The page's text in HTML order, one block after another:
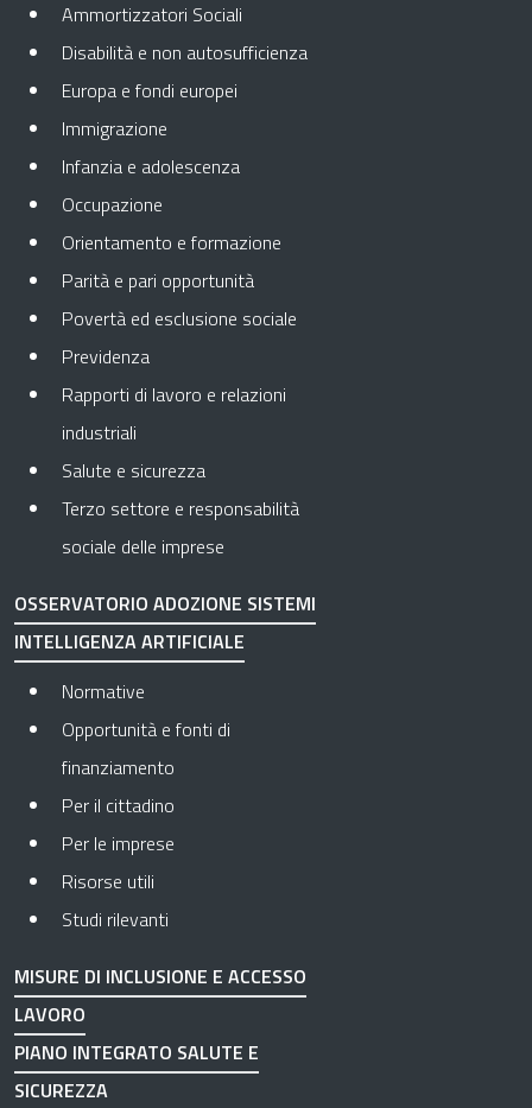
Ammortizzatori Sociali
Disabilità e non autosufficienza
Europa e fondi europei
Immigrazione
Infanzia e adolescenza
Occupazione
Orientamento e formazione
Parità e pari opportunità
Povertà ed esclusione sociale
Previdenza
Rapporti di lavoro e relazioni
industriali
Salute e sicurezza
Terzo settore e responsabilità
sociale delle imprese
OSSERVATORIO ADOZIONE SISTEMI
INTELLIGENZA ARTIFICIALE
Normative
Opportunità e fonti di
finanziamento
Per il cittadino
Per le imprese
Risorse utili
Studi rilevanti
MISURE DI INCLUSIONE E ACCESSO
LAVORO
PIANO INTEGRATO SALUTE E
SICUREZZA